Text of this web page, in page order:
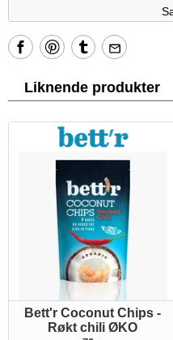
Liknende produkter
Bett'r Coconut Chips -
Røkt chili ØKO